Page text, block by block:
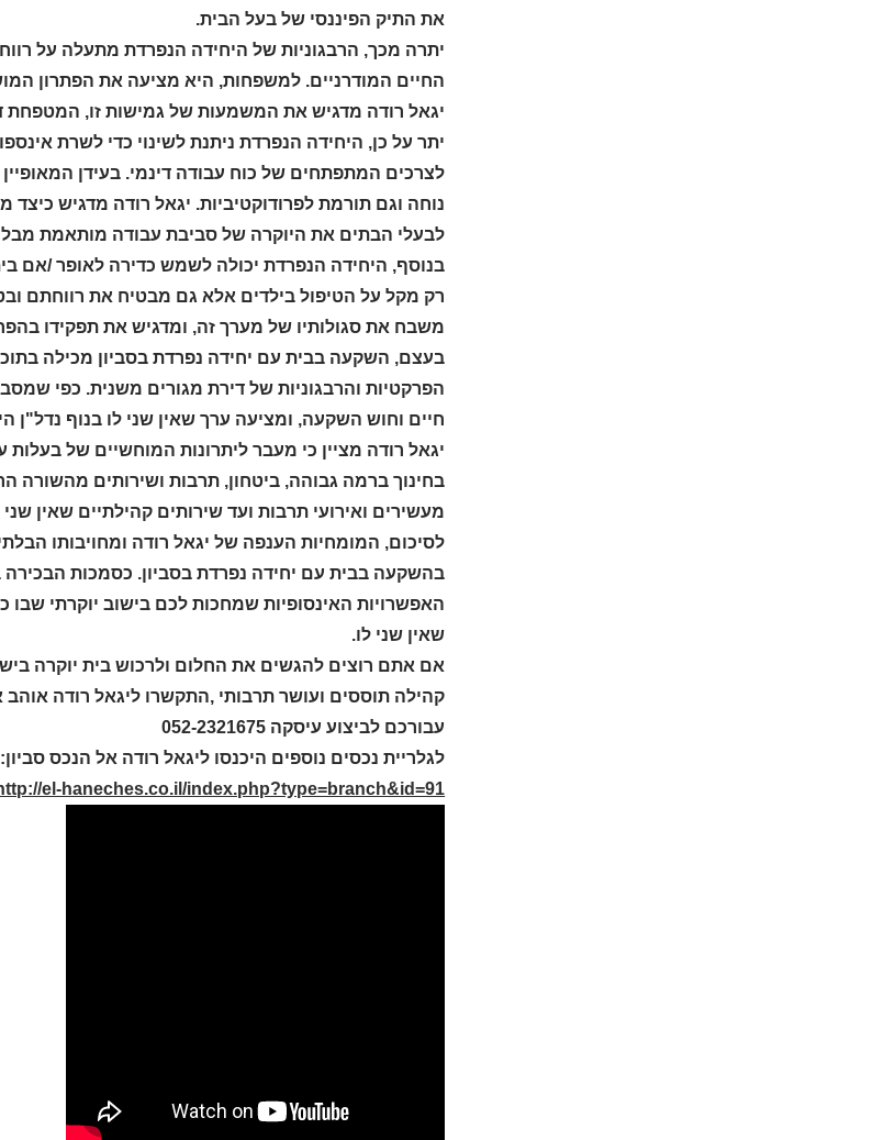
את התיק הפיננסי של בעל הבית.
יתרה מכך, הרבגוניות של היחידה הנפרדת מתעלה על
החיים המודרניים. למשפחות, היא מציעה את הפתרון
יגאל רודה מדגיש את המשמעות של גמישות זו, המטפחת
יתר על כן, היחידה הנפרדת ניתנת לשינוי כדי לשרת
לצרכים המתפתחים של כוח עבודה דינמי. בעידן
נוחה וגם תורמת לפרודוקטיביות. יגאל רודה מדגיש
לבעלי הבתים את היוקרה של סביבת עבודה מותאמת
בנוסף, היחידה הנפרדת יכולה לשמש כדירה לאופר /אם
רק מקל על הטיפול בילדים אלא גם מבטיח את רווחתם
משבח את סגולותיו של מערך זה, ומדגיש את תפקידו
בעצם, השקעה בבית עם יחידה נפרדת בסביון מכילה
הפרקטיות והרבגוניות של דירת מגורים משנית. כפי
חיים וחוש השקעה, ומציעה ערך שאין שני לו בנוף נדל"ן
יגאל רודה מציין כי מעבר ליתרונות המוחשיים של
בחינוך ברמה גבוהה, ביטחון, תרבות ושירותים
מעשירים ואירועי תרבות ועד שירותים קהילתיים שאין
לסיכום, המומחיות הענפה של יגאל רודה ומחויבותו
בהשקעה בבית עם יחידה נפרדת בסביון. כסמכות הבכירה
האפשרויות האינסופיות שמחכות לכם בישוב יוקרתי
שאין שני לו.
אם אתם רוצים להגשים את החלום ולרכוש בית יוקרה
עבורכם לביצוע עיסקה 052-2321675
לגלריית נכסים נוספים היכנסו ליגאל רודה אל הנכס סביון:
el-haneches.co.il/index.php?type=branch&id=91